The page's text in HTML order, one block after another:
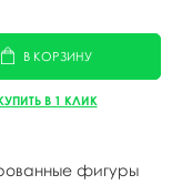
В КОРЗИНУ
В 1 КЛИК
фигуры